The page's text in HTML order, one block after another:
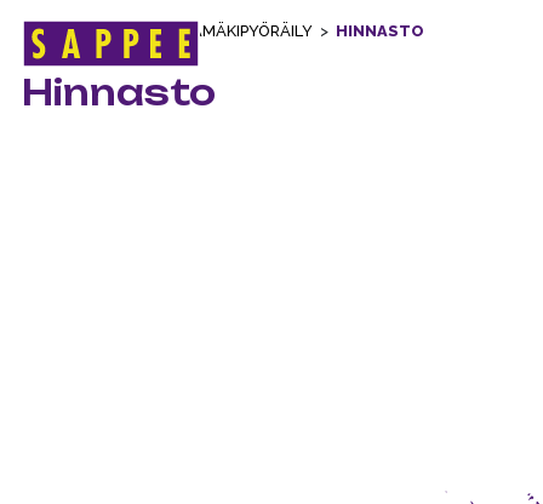
Päävalikko
ETUSIVU > KESÄ > ALAMÄKIPYÖRÄILY > HINNASTO
Hinnasto